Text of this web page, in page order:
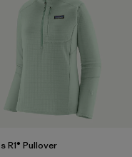
R1® Pullover